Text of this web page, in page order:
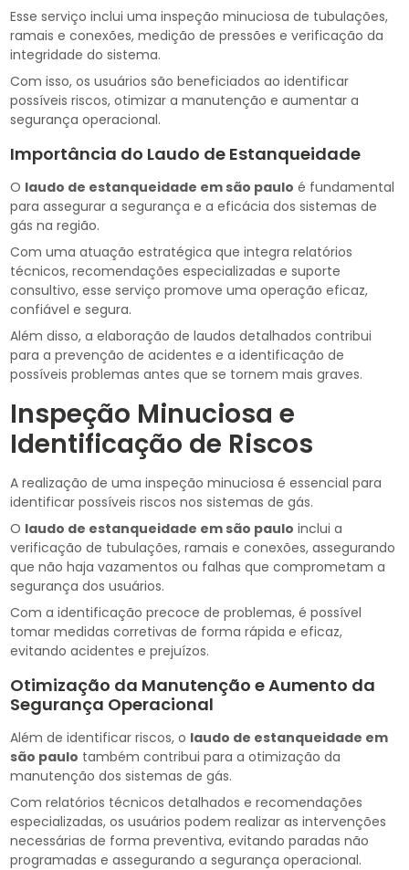
Esse serviço inclui uma inspeção minuciosa de tubulações,
ramais e conexões, medição de pressões e verificação da
integridade do sistema.
Com isso, os usuários são beneficiados ao identificar
possíveis riscos, otimizar a manutenção e aumentar a
segurança operacional.
Importância do Laudo de Estanqueidade
O laudo de estanqueidade em são paulo é fundamental
para assegurar a segurança e a eficácia dos sistemas de
gás na região.
Com uma atuação estratégica que integra relatórios
técnicos, recomendações especializadas e suporte
consultivo, esse serviço promove uma operação eficaz,
confiável e segura.
Além disso, a elaboração de laudos detalhados contribui
para a prevenção de acidentes e a identificação de
possíveis problemas antes que se tornem mais graves.
Inspeção Minuciosa e
Identificação de Riscos
A realização de uma inspeção minuciosa é essencial para
identificar possíveis riscos nos sistemas de gás.
O laudo de estanqueidade em são paulo inclui a
verificação de tubulações, ramais e conexões, assegurando
que não haja vazamentos ou falhas que comprometam a
segurança dos usuários.
Com a identificação precoce de problemas, é possível
tomar medidas corretivas de forma rápida e eficaz,
evitando acidentes e prejuízos.
Otimização da Manutenção e Aumento da
Segurança Operacional
Além de identificar riscos, o laudo de estanqueidade em
são paulo também contribui para a otimização da
manutenção dos sistemas de gás.
Com relatórios técnicos detalhados e recomendações
especializadas, os usuários podem realizar as intervenções
necessárias de forma preventiva, evitando paradas não
programadas e assegurando a segurança operacional.